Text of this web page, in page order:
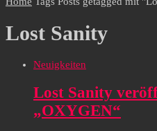
Lost Sanity
Neuigkeiten
Lost Sanity
„OXYGEN“